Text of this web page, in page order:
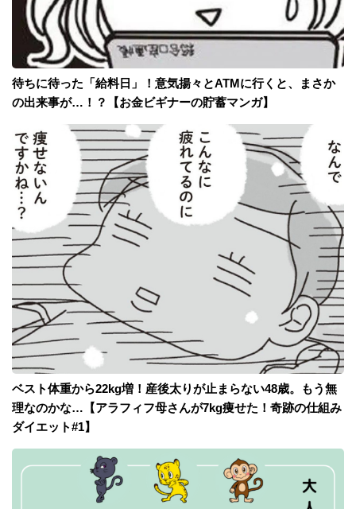
待ちに待った「給料日」！意気揚々とATMに行くと、まさか
の出来事が…！？【お金ビギナーの貯蓄マンガ】
ベスト体重から22kg増！産後太りが止まらない48歳。もう無
理なのかな…【アラフィフ母さんが7kg痩せた！奇跡の仕組み
ダイエット#1】